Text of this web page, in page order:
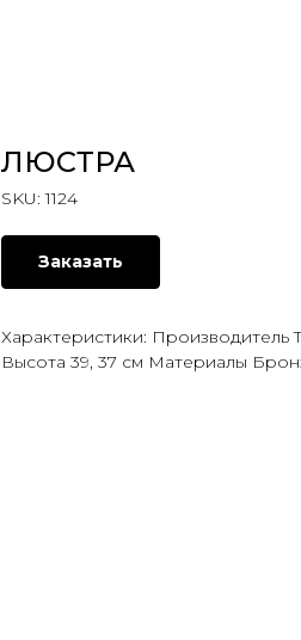
ЛЮСТРА
SKU:1124
Заказать
Характеристики:
Высота 39, 37 см Материалы